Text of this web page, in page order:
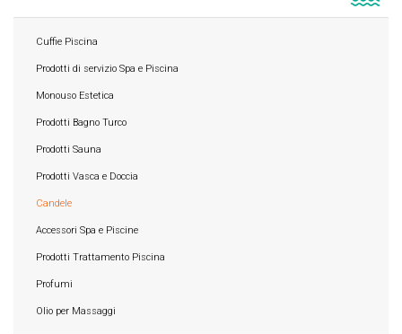
Cuffie Piscina
Prodotti di servizio Spa e Piscina
Monouso Estetica
Prodotti Bagno Turco
Prodotti Sauna
Prodotti Vasca e Doccia
Candele
Accessori Spa e Piscine
Prodotti Trattamento Piscina
Profumi
Olio per Massaggi